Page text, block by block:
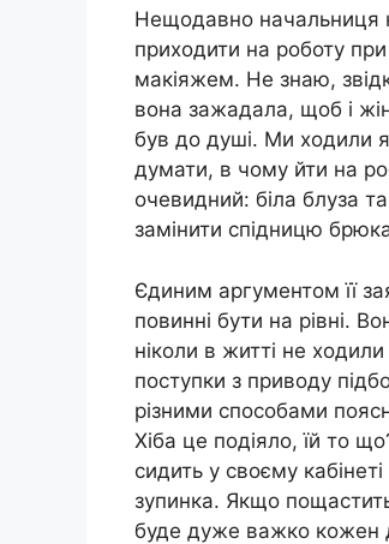
Нещодавно начальниця
приходити на роботу
макіяжем. Не знаю,
вона зажадала, щоб і
був до душі. Ми ходили
думати, в чому йти на
очевидний: біла блуза
замінити спідницю
Єдиним аргументом її
повинні бути на рівні.
ніколи в житті не
поступки з приводу
різними способами
Хіба це подіяло, їй то
сидить у своєму
зупинка. Якщо
буде дуже важко кожен